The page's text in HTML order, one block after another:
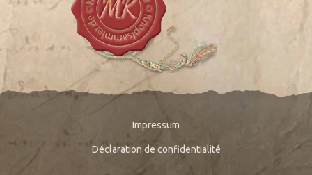
Impressum
Déclaration de confidentialité